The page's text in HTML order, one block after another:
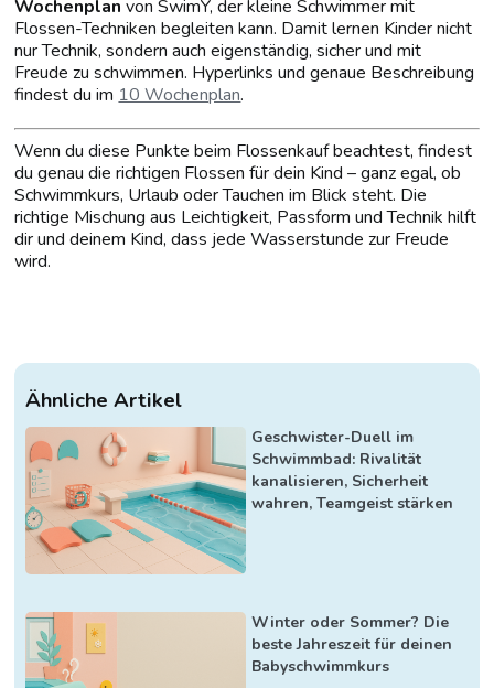
Wochenplan von SwimY, der kleine Schwimmer mit
Flossen-Techniken begleiten kann. Damit lernen Kinder nicht
nur Technik, sondern auch eigenständig, sicher und mit
Freude zu schwimmen. Hyperlinks und genaue Beschreibung
findest du im 10 Wochenplan.
Wenn du diese Punkte beim Flossenkauf beachtest, findest
du genau die richtigen Flossen für dein Kind – ganz egal, ob
Schwimmkurs, Urlaub oder Tauchen im Blick steht. Die
richtige Mischung aus Leichtigkeit, Passform und Technik hilft
dir und deinem Kind, dass jede Wasserstunde zur Freude
wird.
Ähnliche Artikel
Geschwister-Duell im
Schwimmbad: Rivalität
kanalisieren, Sicherheit
wahren, Teamgeist stärken
Winter oder Sommer? Die
beste Jahreszeit für deinen
Babyschwimmkurs